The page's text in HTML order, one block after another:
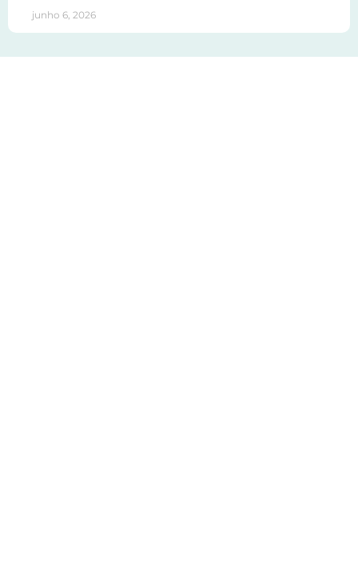
junho 6, 2026